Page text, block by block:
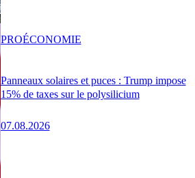
Panneaux solaires et puces : Trump impose
15% de taxes sur le polysilicium
07.08.2026
PROÉCONOMIE